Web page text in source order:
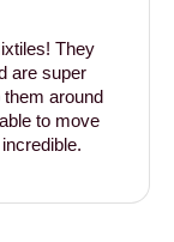
They
are super
around
to move